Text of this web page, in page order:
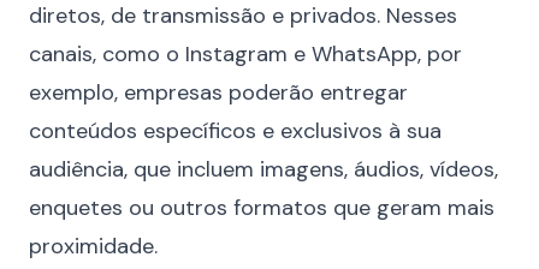
diretos, de transmissão e privados. Nesses
canais, como o Instagram e WhatsApp, por
exemplo, empresas poderão entregar
conteúdos específicos e exclusivos à sua
audiência, que incluem imagens, áudios, vídeos,
enquetes ou outros formatos que geram mais
proximidade.